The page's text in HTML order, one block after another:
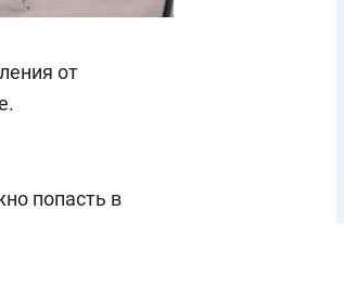
от
попасть в
25 лучших волейболисток в
Артамонова-Эстес –